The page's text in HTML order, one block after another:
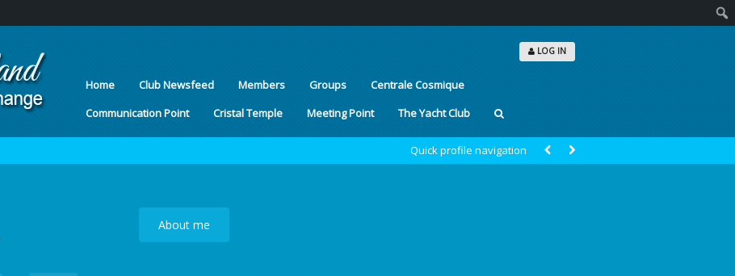
LOG IN
Home Club Newsfeed Members Groups
Centrale Cosmique
Communication Point
Cristal Temple Meeting Point The Yacht Club
Quick profile navigation
About me